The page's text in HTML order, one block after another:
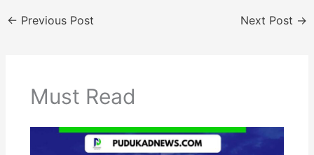
← Previous Post Next Post →
Must Read